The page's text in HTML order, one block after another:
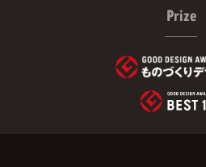
Prize